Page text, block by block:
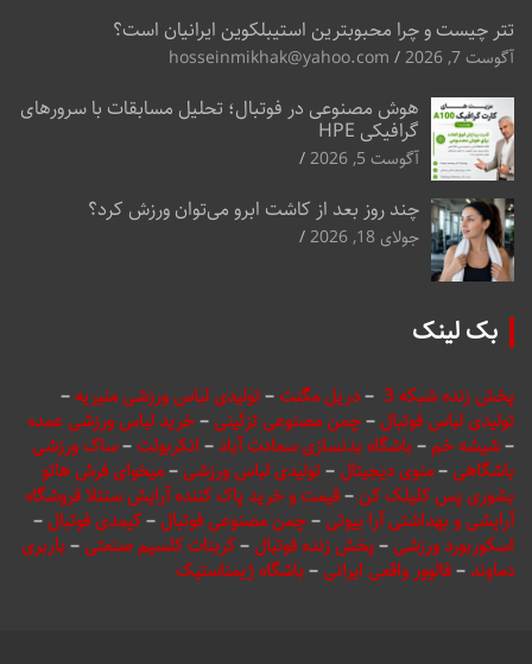
تتر چیست و چرا محبوبترین استیبلکوین ایرانیان است؟
آگوست 7, 2026 hosseinmikhak@yahoo.com
هوش مصنوعی در فوتبال؛ تحلیل مسابقات با سرورهای
گرافیکی HPE
آگوست 5, 2026
چند روز بعد از کاشت ابرو می‌توان ورزش کرد؟
جولای 18, 2026
بک لینک
پخش زنده شبکه 3 –دریل مگنت–تولیدی لباس ورزشی منیریه–
تولیدی لباس فوتبال –چمن مصنوعی تزئینی –خرید لباس ورزشی عمده
–شیشه خم–باشگاه بدنسازی سعادت آباد – انکربولت–ساک ورزشی
باشگاهی –منوی دیجیتال –تولیدی لباس ورزشی –میخوای فرش هاتو
بشوری پس کلیلک کن –قیمت و خرید پاک کننده آرایش سنتلا فروشگاه
آرایشی و بهداشتی آرا بیوتی –چمن مصنوعی فوتبال –کیمدی فوتبال –
اسکوربورد ورزشی –پخش زنده فوتبال –کربنات کلسیم صنعتی –باربری
دماوند–فالوور واقعی ایرانی –باشگاه ژیمناستیک